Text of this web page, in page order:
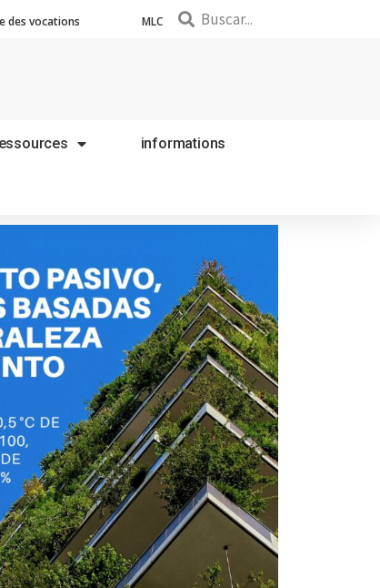
des vocations MLC
informations